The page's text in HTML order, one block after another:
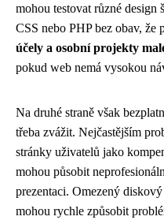
mohou testovat různé
CSS nebo PHP bez obav,
účely a osobní projekty
pokud web nemá vysokou
Na druhé straně však
třeba zvážit. Nejčastějším
stránky uživatelů jako
mohou působit
prezentaci. Omezený
mohou rychle způsobit